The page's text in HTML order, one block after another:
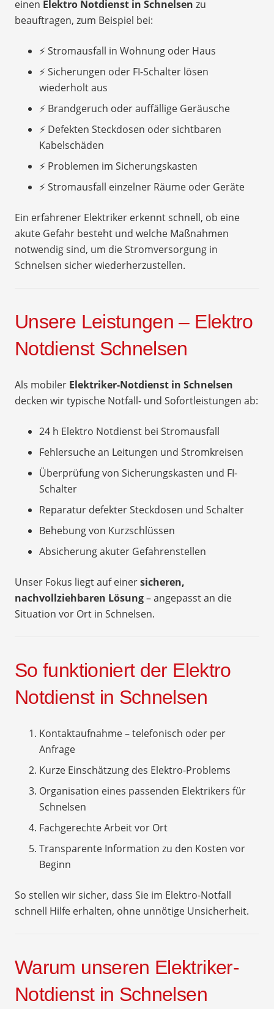
einen Elektro Notdienst in Schnelsen zu
beauftragen, zum Beispiel bei:
⚡ Stromausfall in Wohnung oder Haus
⚡ Sicherungen oder FI-Schalter lösen
wiederholt aus
⚡ Brandgeruch oder auffällige Geräusche
⚡ Defekten Steckdosen oder sichtbaren
Kabelschäden
⚡ Problemen im Sicherungskasten
⚡ Stromausfall einzelner Räume oder Geräte
Ein erfahrener Elektriker erkennt schnell, ob eine
akute Gefahr besteht und welche Maßnahmen
notwendig sind, um die Stromversorgung in
Schnelsen sicher wiederherzustellen.
Unsere Leistungen – Elektro
Notdienst Schnelsen
Als mobiler Elektriker-Notdienst in Schnelsen
decken wir typische Notfall- und Sofortleistungen ab:
24 h Elektro Notdienst bei Stromausfall
Fehlersuche an Leitungen und Stromkreisen
Überprüfung von Sicherungskasten und FI-
Schalter
Reparatur defekter Steckdosen und Schalter
Behebung von Kurzschlüssen
Absicherung akuter Gefahrenstellen
Unser Fokus liegt auf einersicheren,
nachvollziehbaren Lösung– angepasst an die
Situation vor Ort in Schnelsen.
So funktioniert der Elektro
Notdienst in Schnelsen
Kontaktaufnahme – telefonisch oder per
Anfrage
Kurze Einschätzung des Elektro-Problems
Organisation eines passenden Elektrikers für
Schnelsen
Fachgerechte Arbeit vor Ort
Transparente Information zu den Kosten vor
Beginn
So stellen wir sicher, dass Sie im Elektro-Notfall
schnell Hilfe erhalten, ohne unnötige Unsicherheit.
Warum unseren Elektriker-
Notdienst in Schnelsen